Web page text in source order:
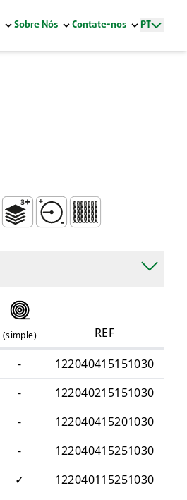
Sobre Nós Contate-nos PT
(simple)
REF
-
122040415151030
-
122040215151030
-
122040415201030
-
122040415251030
✓
122040115251030